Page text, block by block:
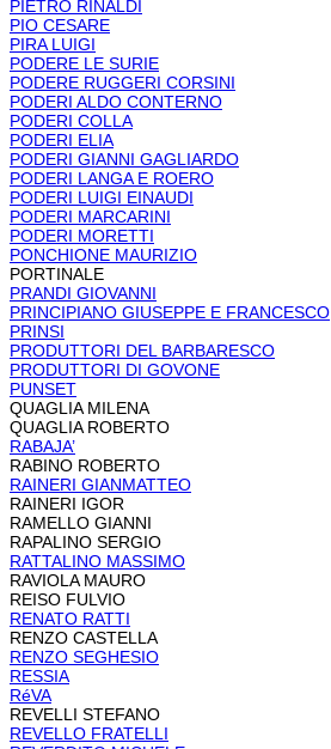
PIETRO RINALDI
PIO CESARE
PIRA LUIGI
PODERE LE SURIE
PODERE RUGGERI CORSINI
PODERI ALDO CONTERNO
PODERI COLLA
PODERI ELIA
PODERI GIANNI GAGLIARDO
PODERI LANGA E ROERO
PODERI LUIGI EINAUDI
PODERI MARCARINI
PODERI MORETTI
PONCHIONE MAURIZIO
PORTINALE
PRANDI GIOVANNI
PRINCIPIANO GIUSEPPE E FRANCESCO
PRINSI
PRODUTTORI DEL BARBARESCO
PRODUTTORI DI GOVONE
PUNSET
QUAGLIA MILENA
QUAGLIA ROBERTO
RABAJA’
RABINO ROBERTO
RAINERI GIANMATTEO
RAINERI IGOR
RAMELLO GIANNI
RAPALINO SERGIO
RATTALINO MASSIMO
RAVIOLA MAURO
REISO FULVIO
RENATO RATTI
RENZO CASTELLA
RENZO SEGHESIO
RESSIA
RéVA
REVELLI STEFANO
REVELLO FRATELLI